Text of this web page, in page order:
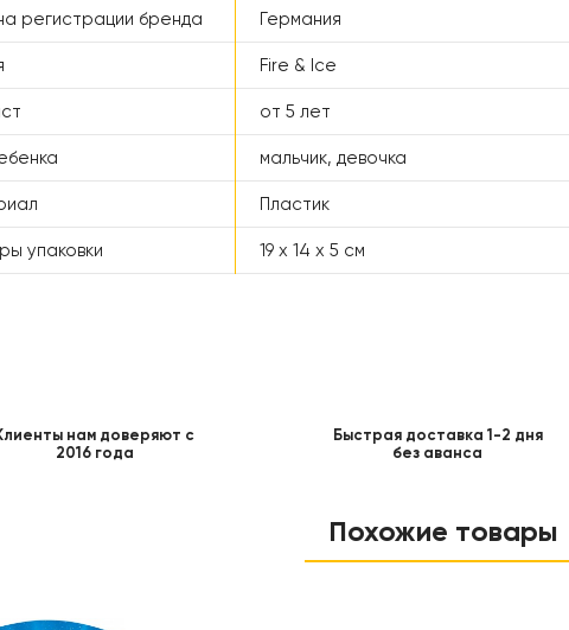
регистрации бренда Германия
Fire & Ice
от 5 лет
мальчик, девочка
Пластик
упаковки 19 x 14 x 5 см
нам доверяют с
2016 года
Быстрая доставка 1-2 дня
без аванса
Похожие товары